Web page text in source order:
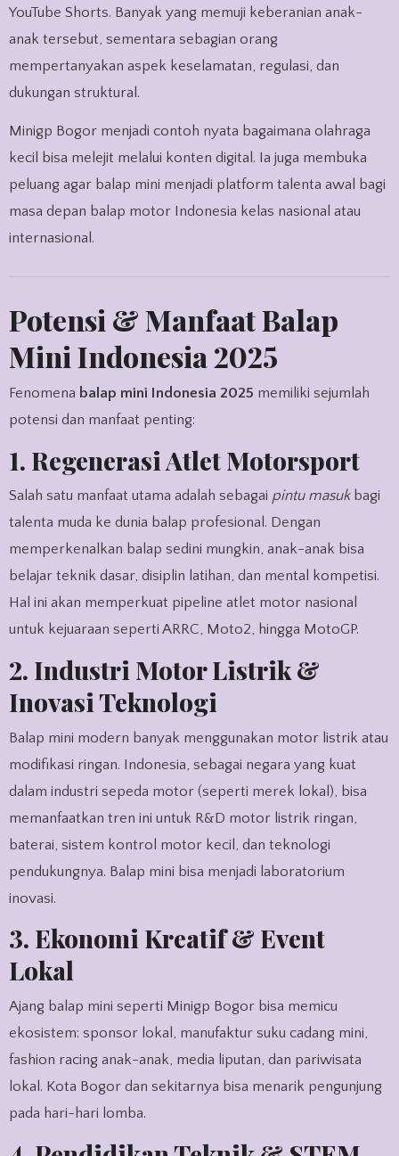
YouTube Shorts. Banyak yang memuji keberanian anak-
anak tersebut, sementara sebagian orang
mempertanyakan aspek keselamatan, regulasi, dan
dukungan struktural.
Minigp Bogor menjadi contoh nyata bagaimana olahraga
kecil bisa melejit melalui konten digital. Ia juga membuka
peluang agar balap mini menjadi platform talenta awal bagi
masa depan balap motor Indonesia kelas nasional atau
internasional.
Potensi & Manfaat Balap
Mini Indonesia 2025
Fenomena balap mini Indonesia 2025 memiliki sejumlah
potensi dan manfaat penting:
1. Regenerasi Atlet Motorsport
Salah satu manfaat utama adalah sebagai pintu masukbagi
talenta muda ke dunia balap profesional. Dengan
memperkenalkan balap sedini mungkin, anak-anak bisa
belajar teknik dasar, disiplin latihan, dan mental kompetisi.
Hal ini akan memperkuat pipeline atlet motor nasional
untuk kejuaraan seperti ARRC, Moto2, hingga MotoGP.
2. Industri Motor Listrik &
Inovasi Teknologi
Balap mini modern banyak menggunakan motor listrik atau
modifikasi ringan. Indonesia, sebagai negara yang kuat
dalam industri sepeda motor (seperti merek lokal), bisa
memanfaatkan tren ini untuk R&D motor listrik ringan,
baterai, sistem kontrol motor kecil, dan teknologi
pendukungnya. Balap mini bisa menjadi laboratorium
inovasi.
3. Ekonomi Kreatif & Event
Lokal
Ajang balap mini seperti Minigp Bogor bisa memicu
ekosistem: sponsor lokal, manufaktur suku cadang mini,
fashion racing anak-anak, media liputan, dan pariwisata
lokal. Kota Bogor dan sekitarnya bisa menarik pengunjung
pada hari-hari lomba.